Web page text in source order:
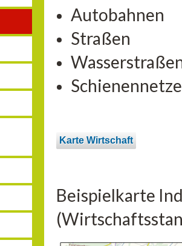
Autobahnen
Straßen
Schienennetze
Karte Wirtschaft
Beispielkarte